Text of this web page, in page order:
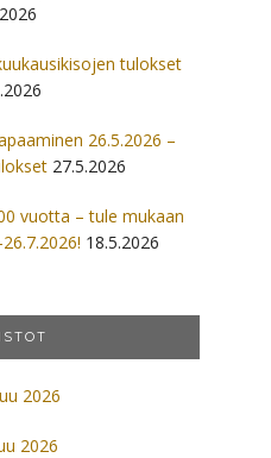
tulokset
26.5.2026 –
27.5.2026
vuotta – tule mukaan
18.5.2026
2026
2026